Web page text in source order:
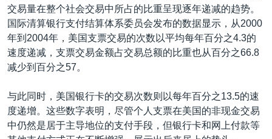
交易量在整个社会交易中所占的比重呈现逐年递减的趋势。
国际清算银行支付结算体系委员会发布的数据显示，从2000
年到2004年，美国支票交易的次数以平均每年百分之4.3的
速度递减，支票交易金额占交易总额的比重也从百分之66.8
减少到百分之57。
与此同时，美国银行卡的交易次数则以每年百分之13.5的速
度递增。这些数字表明，尽管个人支票在美国的非现金交易
中仍然是居于主导地位的支付手段，但银行卡和网上付款等